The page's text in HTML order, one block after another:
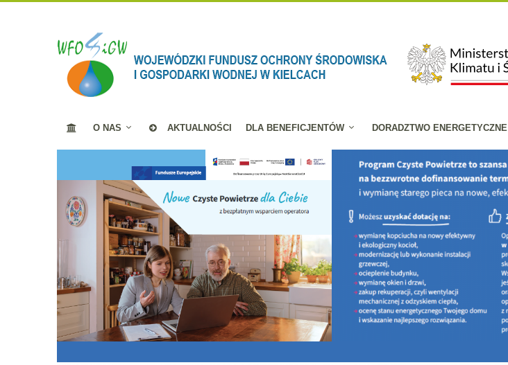
O NAS AKTUALNOŚCI DLA BENEFICJENTÓW DORADZTWO ENERGETYCZNE